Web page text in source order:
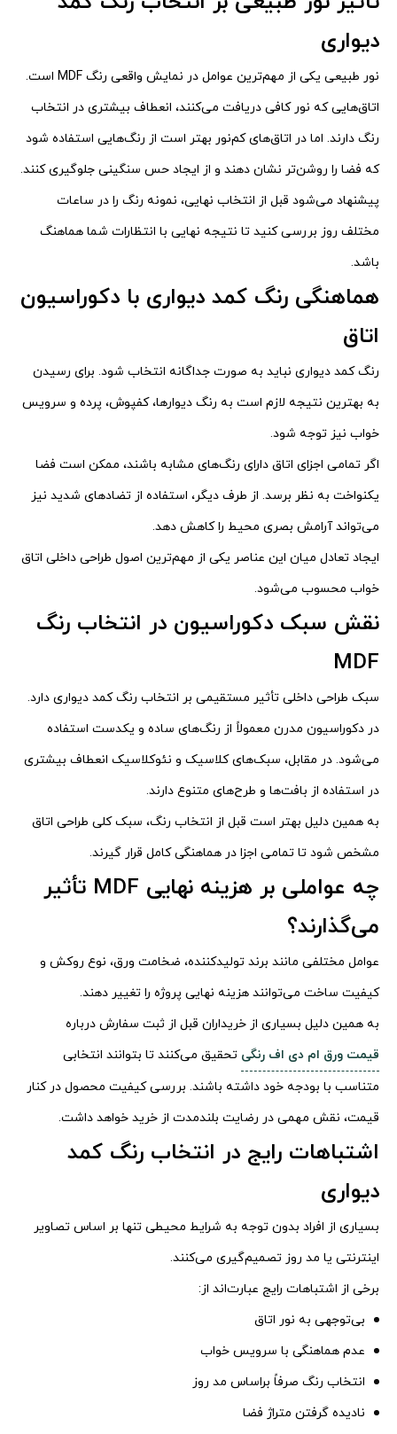
دیواری
نور طبیعی یکی از مهم‌ترین عوامل در نمایش واقعی رنگ MDF است.
اتاق‌هایی که نور کافی دریافت می‌کنند، انعطاف بیشتری در انتخاب
رنگ دارند. اما در اتاق‌های کم‌نور بهتر است از رنگ‌هایی استفاده شود
که فضا را روشن‌تر نشان دهند و از ایجاد حس سنگینی جلوگیری کنند.
پیشنهاد می‌شود قبل از انتخاب نهایی، نمونه رنگ را در ساعات
مختلف روز بررسی کنید تا نتیجه نهایی با انتظارات شما هماهنگ
باشد.
هماهنگی رنگ کمد دیواری با دکوراسیون
اتاق
رنگ کمد دیواری نباید به صورت جداگانه انتخاب شود. برای رسیدن
به بهترین نتیجه لازم است به رنگ دیوارها، کفپوش، پرده و سرویس
خواب نیز توجه شود.
اگر تمامی اجزای اتاق دارای رنگ‌های مشابه باشند، ممکن است فضا
یکنواخت به نظر برسد. از طرف دیگر، استفاده از تضادهای شدید نیز
می‌تواند آرامش بصری محیط را کاهش دهد.
ایجاد تعادل میان این عناصر یکی از مهم‌ترین اصول طراحی داخلی اتاق
خواب محسوب می‌شود.
نقش سبک دکوراسیون در انتخاب رنگ
MDF
سبک طراحی داخلی تأثیر مستقیمی بر انتخاب رنگ کمد دیواری دارد.
در دکوراسیون مدرن معمولاً از رنگ‌های ساده و یکدست استفاده
می‌شود. در مقابل، سبک‌های کلاسیک و نئوکلاسیک انعطاف بیشتری
در استفاده از بافت‌ها و طرح‌های متنوع دارند.
به همین دلیل بهتر است قبل از انتخاب رنگ، سبک کلی طراحی اتاق
مشخص شود تا تمامی اجزا در هماهنگی کامل قرار گیرند.
چه عواملی بر هزینه نهایی MDF تأثیر
می‌گذارند؟
عوامل مختلفی مانند برند تولیدکننده، ضخامت ورق، نوع روکش و
کیفیت ساخت می‌توانند هزینه نهایی پروژه را تغییر دهند.
به همین دلیل بسیاری از خریداران قبل از ثبت سفارش درباره
قیمت ورق ام دی اف رنگی تحقیق می‌کنند تا بتوانند انتخابی
متناسب با بودجه خود داشته باشند. بررسی کیفیت محصول در کنار
قیمت، نقش مهمی در رضایت بلندمدت از خرید خواهد داشت.
اشتباهات رایج در انتخاب رنگ کمد
دیواری
بسیاری از افراد بدون توجه به شرایط محیطی تنها بر اساس تصاویر
اینترنتی یا مد روز تصمیم‌گیری می‌کنند.
برخی از اشتباهات رایج عبارت‌اند از:
بی‌توجهی به نور اتاق
عدم هماهنگی با سرویس خواب
انتخاب رنگ صرفاً براساس مد روز
نادیده گرفتن متراژ فضا